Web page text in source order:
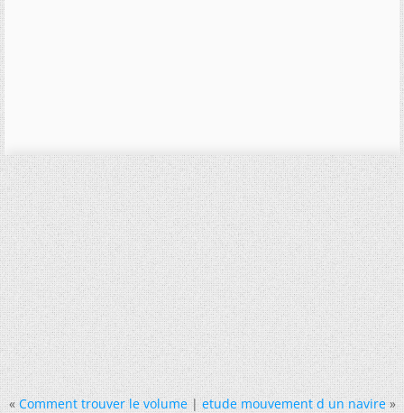
« Comment trouver le volume|etude mouvement d un navire »